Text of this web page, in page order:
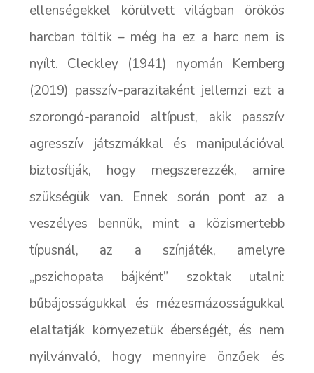
ellenségekkel körülvett világban örökös
harcban töltik – még ha ez a harc nem is
nyílt. Cleckley (1941) nyomán Kernberg
(2019) passzív-parazitaként jellemzi ezt a
szorongó-paranoid altípust, akik passzív
agresszív játszmákkal és manipulációval
biztosítják, hogy megszerezzék, amire
szükségük van. Ennek során pont az a
veszélyes bennük, mint a közismertebb
típusnál, az a színjáték, amelyre
„pszichopata bájként” szoktak utalni:
bűbájosságukkal és mézesmázosságukkal
elaltatják környezetük éberségét, és nem
nyilvánvaló, hogy mennyire önzőek és